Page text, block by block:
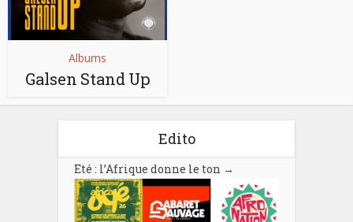
Albums
Galsen Stand Up
Edito
Eté : l’Afrique donne le ton →